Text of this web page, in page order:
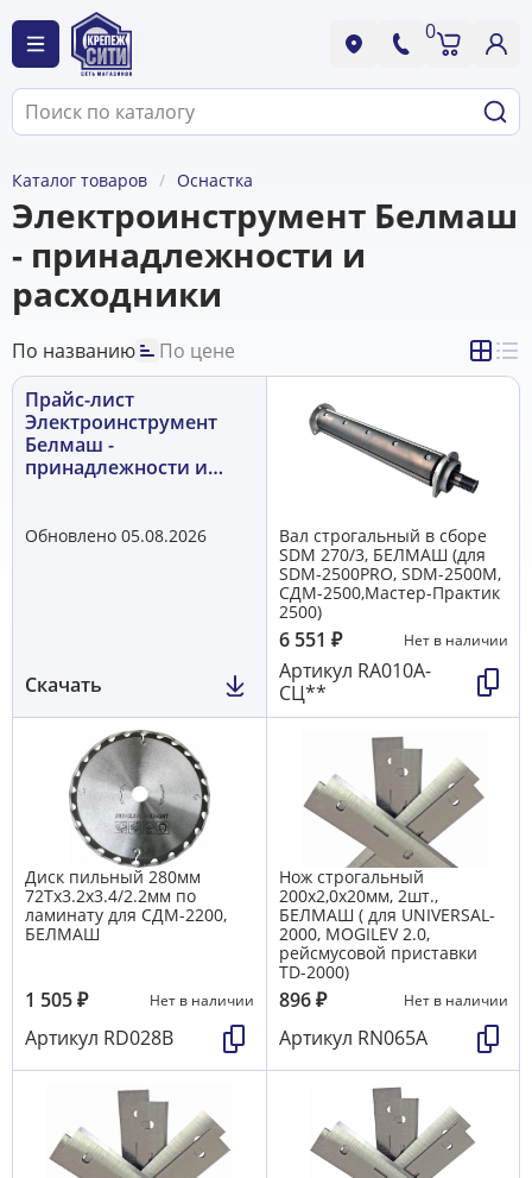
0
Каталог товаров Оснастка
Электроинструмент Белмаш
- принадлежности и
расходники
По названию
По цене
Прайс-лист
Электроинструмент
Белмаш -
принадлежности и
Обновлено 05.08.2026
Скачать
Вал строгальный в сборе
SDM 270/3, БЕЛМАШ (для
SDM-2500PRO, SDM-2500M,
СДМ-2500,Мастер-Практик
2500)
6 551 ₽ Нет в наличии
Артикул RA010A-
СЦ**
Диск пильный 280мм
72Тх3.2х3.4/2.2мм по
ламинату для СДМ-2200,
БЕЛМАШ
1 505₽ Нет в наличии
Артикул RD028B
Нож строгальный
200х2,0х20мм, 2шт.,
БЕЛМАШ ( для UNIVERSAL-
2000, MOGILEV 2.0,
рейсмусовой приставки
TD-2000)
896₽ Нет в наличии
Артикул RN065A